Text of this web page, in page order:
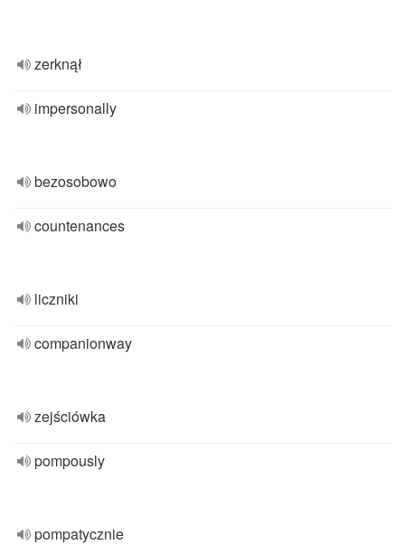
zerknął
impersonally
bezosobowo
countenances
liczniki
companionway
zejściówka
pompously
pompatycznie